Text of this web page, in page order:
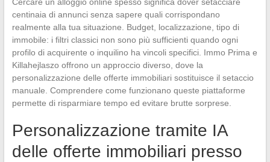
centinaia di annunci senza sapere quali corrispondano
realmente alla tua situazione. Budget, localizzazione, tipo di
immobile: i filtri classici non sono più sufficienti quando ogni
profilo di acquirente o inquilino ha vincoli specifici. Immo Prima e
Killahejlaszo offrono un approccio diverso, dove la
personalizzazione delle offerte immobiliari sostituisce il setaccio
manuale. Comprendere come funzionano queste piattaforme
permette di risparmiare tempo ed evitare brutte sorprese.
Personalizzazione tramite IA
delle offerte immobiliari presso